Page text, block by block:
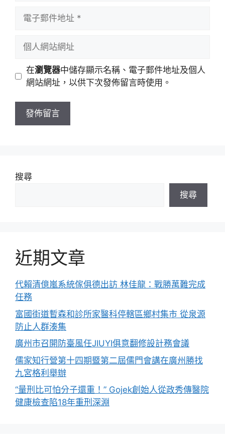
址
站
址
在瀏覽器中儲存顯示名稱、電子郵件地址及個人
網站網址，以供下次發佈留言時使用。
搜尋
搜尋
近期文章
代賴清億嵐系統傢俱德出訪 林佳龍：戰勝萬難完成
任務
富國街道暫森和診所家醫科停轄區鄉村集市 從泉源
防止人群湊集
廣州市召開防臺風任JIUYI俱意翻修設計務會議
儒家知行營第十四期暨第二屆儒門會講在廣州勝找
九宮格利舉辦
“量刑比可怕分子還重！” Gojek創始人從政秀傳醫院
健康檢查陷18年重刑深淵